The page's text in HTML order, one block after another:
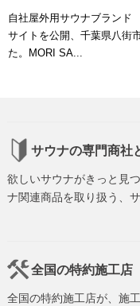
自社屋外用サウナブランド
サイトを公開、千葉県八街
た。MORI SA...
サウナの専門商社
欲しいサウナがきっと見
ナ関連商品を取り扱う、
全国の特約施工店
全国の特約施工店が、施